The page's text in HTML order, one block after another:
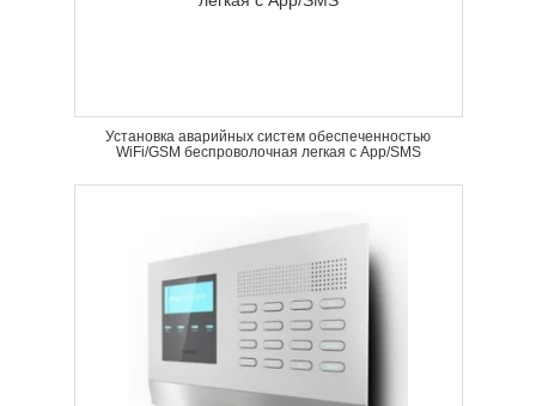
Установка аварийных систем обеспеченностью
WiFi/GSM беспроволочная легкая с App/SMS